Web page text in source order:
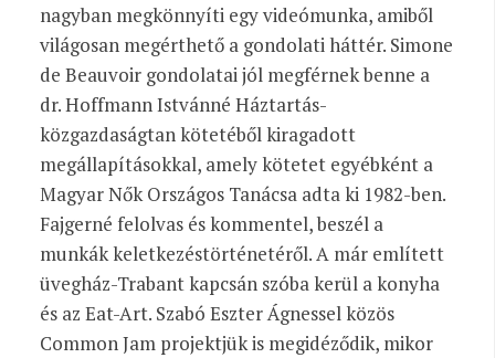
nagyban megkönnyíti egy videómunka, amiből
világosan megérthető a gondolati háttér. Simone
de Beauvoir gondolatai jól megférnek benne a
dr. Hoffmann Istvánné Háztartás-
közgazdaságtan kötetéből kiragadott
megállapításokkal, amely kötetet egyébként a
Magyar Nők Országos Tanácsa adta ki 1982-ben.
Fajgerné felolvas és kommentel, beszél a
munkák keletkezéstörténetéről. A már említett
üvegház-Trabant kapcsán szóba kerül a konyha
és az Eat-Art. Szabó Eszter Ágnessel közös
Common Jam projektjük is megidéződik, mikor